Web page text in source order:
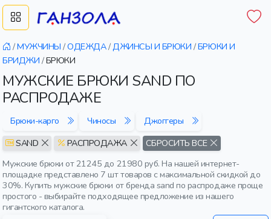
/МУЖЧИНЫ /ОДЕЖДА/ДЖИНСЫ И БРЮКИ /БРЮКИ И
БРИДЖИ /БРЮКИ
МУЖСКИЕ БРЮКИ SAND ПО
РАСПРОДАЖЕ
Брюки-карго Чиносы
Джоггеры
SAND
РАСПРОДАЖА
СБРОСИТЬ ВСЕ
Мужские брюки от 21245 до 21980 руб. На нашей интернет-
площадке представлено 7 шт товаров с максимальной скидкой до
30%. Купить мужские брюки от бренда sand по распродаже проще
простого - выбирайте подходящее предложение из нашего
гигантского каталога.